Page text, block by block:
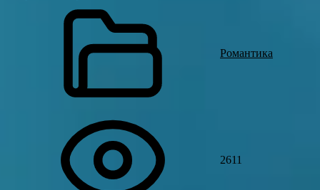
Романтика
2611